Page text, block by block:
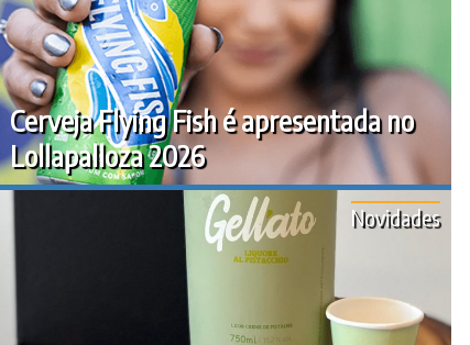
Cerveja Flying Fish é apresentada no
Lollapalloza 2026
Novidades